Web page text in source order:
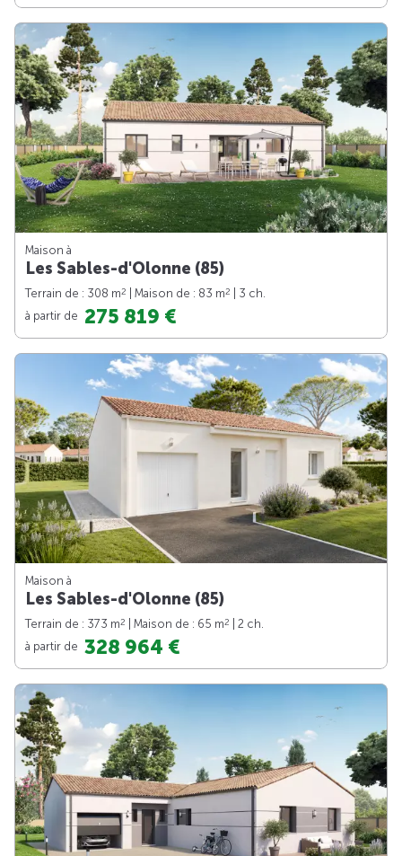
Maison à
Les Sables-d'Olonne (85)
Terrain de : 308 m2 | Maison de : 83 m2
| 3 ch.
à partir de 275 819 €
Maison à
Les Sables-d'Olonne (85)
Terrain de : 373 m2 | Maison de : 65 m2
| 2 ch.
à partir de 328 964 €